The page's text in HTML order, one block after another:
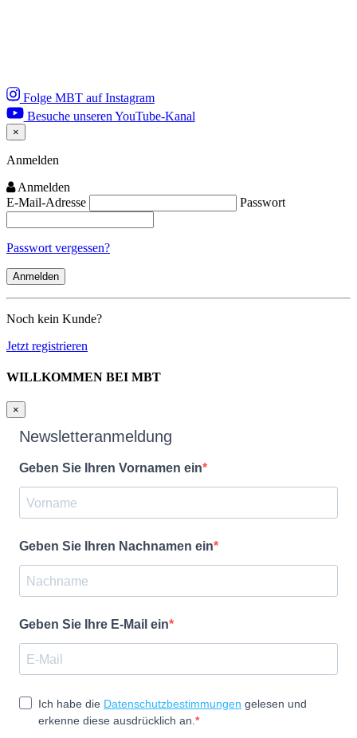
Folge MBT auf Instagram
Besuche unseren YouTube-Kanal
×
Close
Anmelden
Anmelden
E-Mail-Adresse
Passwort
Passwort vergessen?
Noch kein Kunde?
Jetzt registrieren
WILLKOMMEN BEI MBT
×
Newsletteranmeldung
Geben Sie Ihren Vornamen ein
Geben Sie Ihren Nachnamen ein
Geben Sie Ihre E-Mail ein
Ich habe die Datenschutzbestimmungen gelesen und
erkenne diese ausdrücklich an.